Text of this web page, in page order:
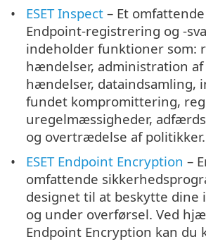
ESET Inspect – Et
Endpoint-registrering og -
indeholder funktioner som:
hændelser, administration af
hændelser, dataindsamling,
fundet kompromittering,
uregelmæssigheder,
og overtrædelse af politikker.
ESET Endpoint Encryption –
omfattende
designet til at beskytte dine
og under overførsel. Ved
Endpoint Encryption kan du